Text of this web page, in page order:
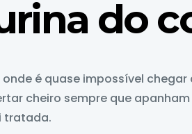
do
é quase impossível chegar
cheiro sempre que apanham
tratada.